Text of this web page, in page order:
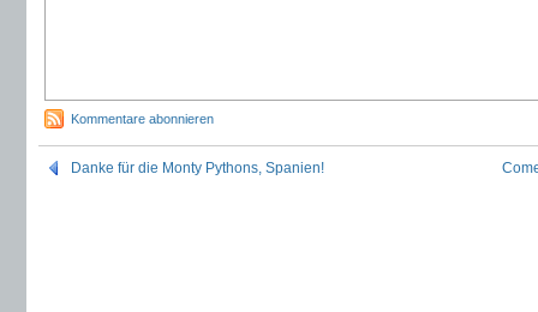
Kommentare abonnieren
Danke für die Monty Pythons, Spanien!